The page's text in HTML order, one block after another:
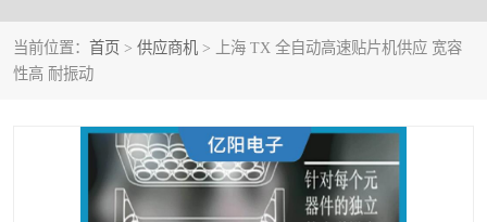
当前位置： 首页 > 供应商机 > 上海 TX 全自动高速贴片机供应 宽容
性高 耐振动